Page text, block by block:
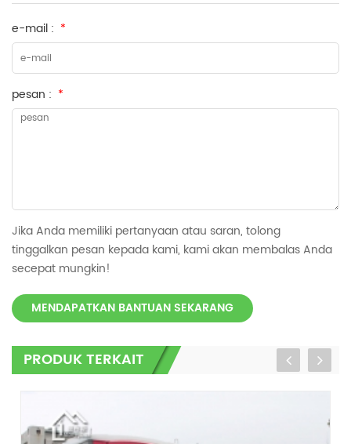
e-mail : *
pesan : *
Jika Anda memiliki pertanyaan atau saran, tolong
tinggalkan pesan kepada kami, kami akan membalas Anda
secepat mungkin!
MENDAPATKAN BANTUAN SEKARANG
PRODUK TERKAIT